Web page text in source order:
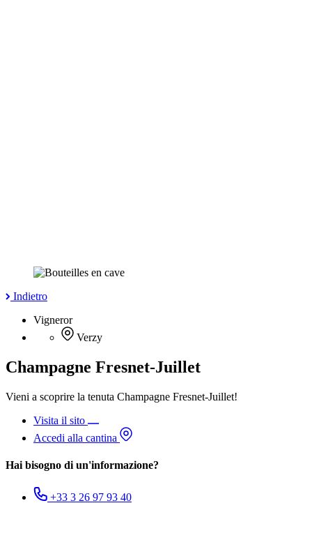
Indietro
Vigneror
Verzy
Champagne Fresnet-Juillet
Vieni a scoprire la tenuta Champagne Fresnet-Juillet!
Visita il sito
Accedi alla cantina
Hai bisogno di un'informazione?
+33 3 26 97 93 40